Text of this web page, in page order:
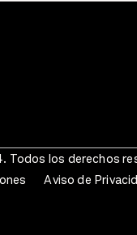
los derechos
Aviso de